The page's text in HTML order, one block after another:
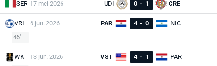
SER 17 mei 2026 UDI 0 - 1 CRE
VRI 6 jun. 2026 PAR 4 - 0
NIC
46'
WK 13 jun. 2026 VST 4 - 1
PAR